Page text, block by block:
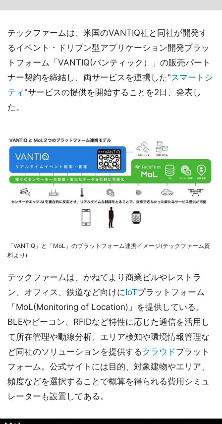
テックファームは、米国のVANTIQ社と同社が開発す
るイベント・ドリブン型アプリケーション開発プラッ
トフォーム「VANTIQ(バンティック）」の販売パート
ナー契約を締結し、両サービスを連携した"スマートシ
ティ "サービスの提供を開始することを2日、発表し
た。
「VANTIQ」と「MoL」のプラットフォーム連携イメージ(テックファーム資
料より)
テックファームは、かねてより商業ビルやレストラ
ン、オフィス、鉄道など向けにIoTプラットフォーム
「MoL(Monitoring of Location)」を提供している。
BLEやビーコン、RFIDなど特性に応じた通信を活用し
て所在管理や動線分析、エリア検知や環境情報管理な
ど同社のソリューションを提供する クラウドプラット
フォーム。公式サイトには目的、対象建物やエリア、
頻度などを選択することで概算を得られる費用シミュ
レーターも設置してある。